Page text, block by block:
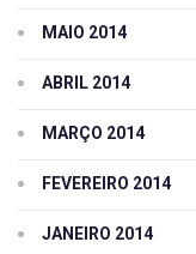
MAIO 2014
ABRIL 2014
MARÇO 2014
FEVEREIRO 2014
JANEIRO 2014